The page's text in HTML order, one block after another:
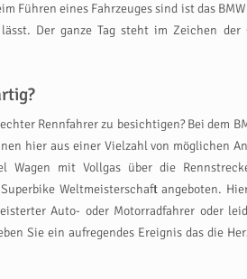
Führen eines Fahrzeuges sind ist das
Der ganze Tag steht im Zeichen
Rennfahrer zu besichtigen? Bei dem
hier aus einer Vielzahl von möglichen
mit Vollgas über die
Weltmeisterschaft angeboten.
Auto- oder Motorradfahrer oder
Sie ein aufregendes Ereignis das die